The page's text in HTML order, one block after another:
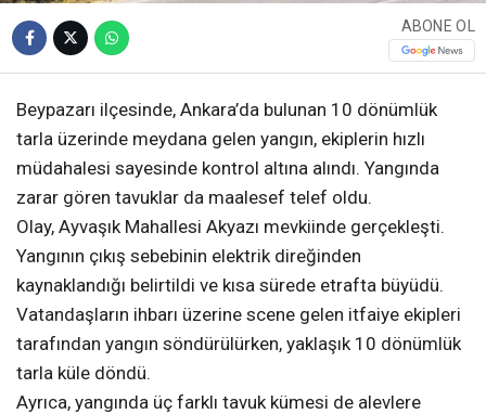
ABONE OL
Beypazarı ilçesinde, Ankara’da bulunan 10 dönümlük
tarla üzerinde meydana gelen yangın, ekiplerin hızlı
müdahalesi sayesinde kontrol altına alındı. Yangında
zarar gören tavuklar da maalesef telef oldu.
Olay, Ayvaşık Mahallesi Akyazı mevkiinde gerçekleşti.
Yangının çıkış sebebinin elektrik direğinden
kaynaklandığı belirtildi ve kısa sürede etrafta büyüdü.
Vatandaşların ihbarı üzerine scene gelen itfaiye ekipleri
tarafından yangın söndürülürken, yaklaşık 10 dönümlük
tarla küle döndü.
Ayrıca, yangında üç farklı tavuk kümesi de alevlere